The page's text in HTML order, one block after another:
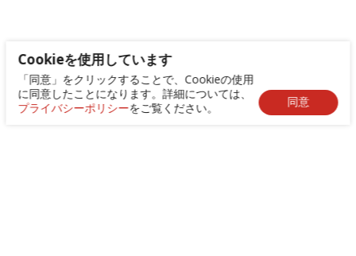
Cookieを使用しています
「同意」をクリックすることで、Cookieの使用
に同意したことになります。詳細については、
プライバシーポリシーをご覧ください。 同意